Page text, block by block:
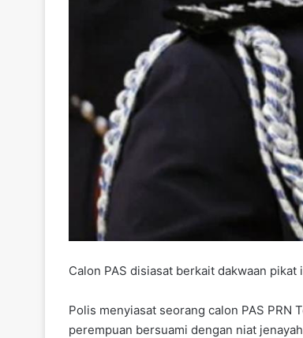
Calon PAS disiasat berkait dakwaan pikat
Polis menyiasat seorang calon PAS PRN
perempuan bersuami dengan niat